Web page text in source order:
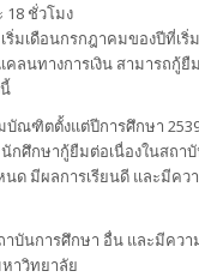
ชั่วโมง
ริ่มเดือนกรกฎาคมของปีที่เริ่
นทางการเงิน สามารถกู้ยื
ณฑิตตั้งแต่ปีการศึกษา
ศึกษากู้ยืมต่อเนื่องในสถา
ด มีผลการเรียนดี และมีคว
บันการศึกษา อื่น และมีควา
าวิทยาลัย